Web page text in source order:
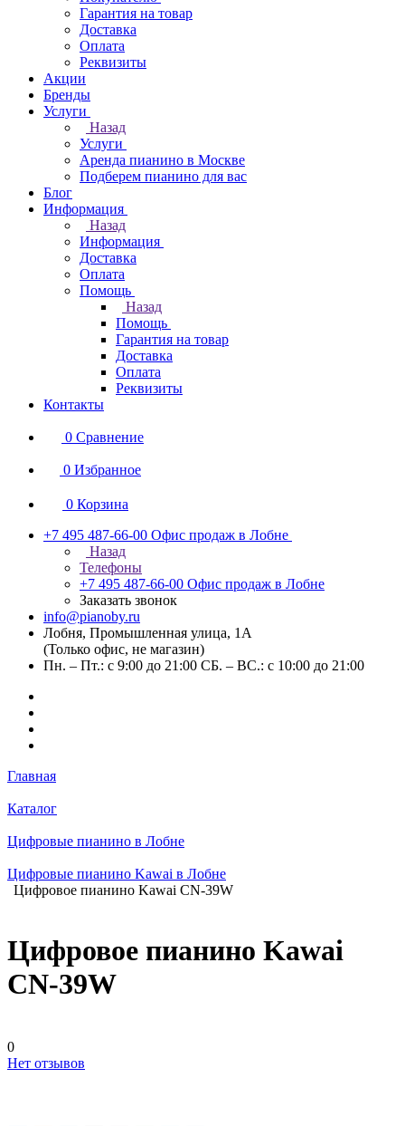
Гарантия на товар
Доставка
Оплата
Реквизиты
Акции
Бренды
Услуги
Назад
Услуги
Аренда пианино в Москве
Подберем пианино для вас
Блог
Информация
Назад
Информация
Доставка
Оплата
Помощь
Назад
Помощь
Гарантия на товар
Доставка
Оплата
Реквизиты
Контакты
0 Сравнение
0 Избранное
0 Корзина
+7 495 487-66-00 Офис продаж в Лобне
Назад
Телефоны
+7 495 487-66-00 Офис продаж в Лобне
Заказать звонок
info@pianoby.ru
Лобня, Промышленная улица, 1А
(Только офис, не магазин)
Пн. – Пт.: с 9:00 до 21:00 СБ. – ВС.: с 10:00 до 21:00
Главная
Каталог
Цифровые пианино в Лобне
Цифровые пианино Kawai в Лобне
Цифровое пианино Kawai CN-39W
Цифровое пианино Kawai
CN-39W
0
Нет отзывов